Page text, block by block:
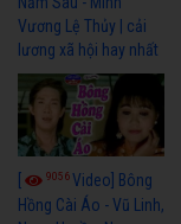
Vương Lệ Thủy | cải
lương xã hội hay nhất
9056Video] Bông
Hồng Cài Áo - Vũ Linh,